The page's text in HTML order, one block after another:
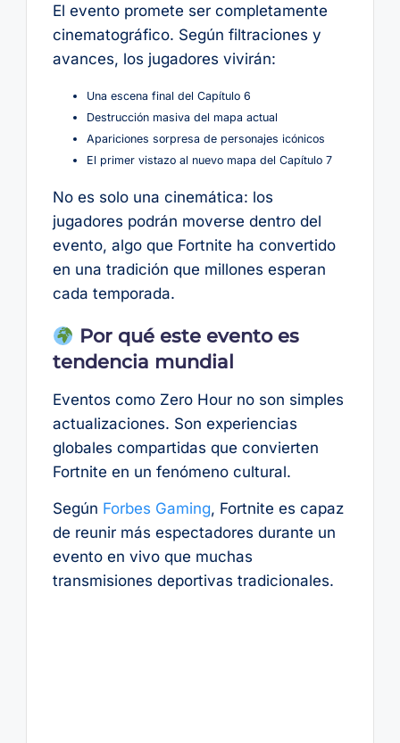
El evento promete ser completamente
cinematográfico. Según filtraciones y
avances, los jugadores vivirán:
Una escena final del Capítulo 6
Destrucción masiva del mapa actual
Apariciones sorpresa de personajes icónicos
El primer vistazo al nuevo mapa del Capítulo 7
No es solo una cinemática: los
jugadores podrán moverse dentro del
evento, algo que Fortnite ha convertido
en una tradición que millones esperan
cada temporada.
Por qué este evento es
tendencia mundial
Eventos como Zero Hour no son simples
actualizaciones. Son experiencias
globales compartidas que convierten
Fortnite en un fenómeno cultural.
Según Forbes Gaming, Fortnite es capaz
de reunir más espectadores durante un
evento en vivo que muchas
transmisiones deportivas tradicionales.